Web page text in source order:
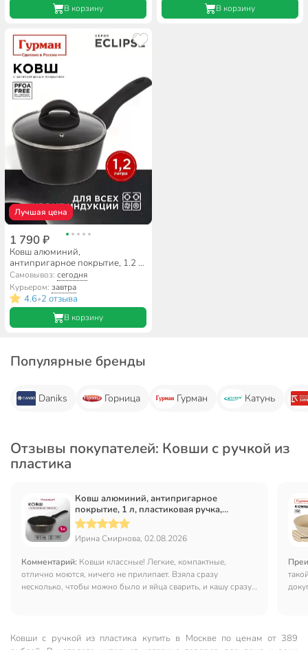
В корзину В корзину
Лучшая цена
1 790 ₽
Ковш алюминий,
антипригарное покрытие, 1.2 л,
крышка стекло, пластиковая
ручка, Гурман, Eclipse,
ГМкш163ЭКИ
Самовывоз:сегодня
Курьером:завтра
4.6•2 отзыва
В корзину
Популярные бренды
Daniks Горница Гурман Катунь
Отзывы покупателей: Ковши с ручкой из
пластика
Ковш алюминий, антипригарное
покрытие, 1 л, пластиковая ручка,
HouseLoft, HL68116, черный гранит
Ирина Смирнова, 02.08.2026
Комментарий: Ковши классные! Легкие, компактные,
отлично моются, ничего не прилипает. Взяла сразу
несколько, чтобы можно было и яйца сварить, и кашу сразу.
Ковши с ручкой из пластика купить в Москве по ценам от 389